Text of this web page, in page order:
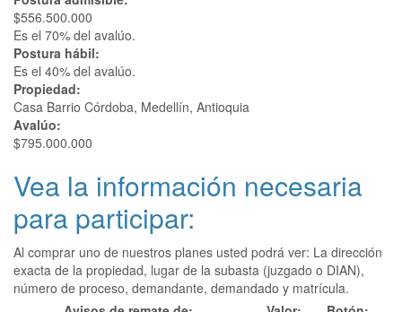
$556.500.000
Es el 70% del avalúo.
Postura hábil:
Es el 40% del avalúo.
Propiedad:
Casa Barrio Córdoba, Medellín, Antioquia
Avalúo:
$795.000.000
Vea la información necesaria
para participar:
Al comprar uno de nuestros planes usted podrá ver: La dirección
exacta de la propiedad, lugar de la subasta (juzgado o DIAN),
número de proceso, demandante, demandado y matrícula.